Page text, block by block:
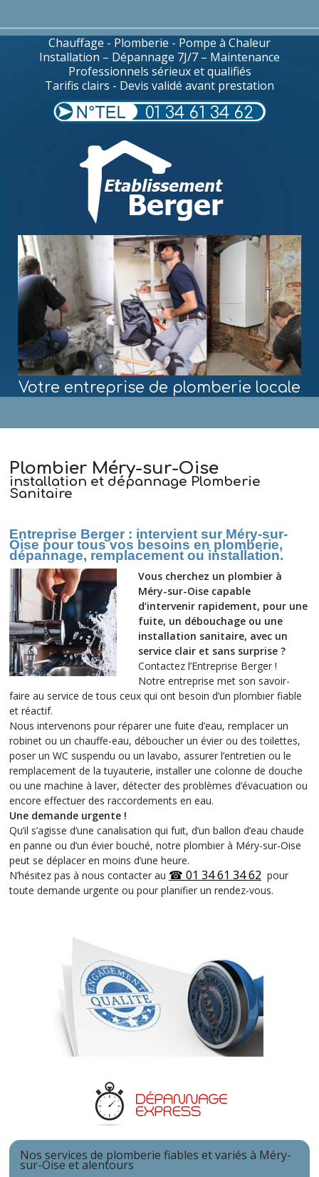
Chauffage - Plomberie - Pompe à Chaleur
Installation – Dépannage 7J/7 – Maintenance
Professionnels sérieux et qualifiés
Tarifis clairs - Devis validé avant prestation
01 34 61 34 62
Votre entreprise de plomberie locale
Plombier Méry-sur-Oise
installation et dépannage Plomberie
Sanitaire
Entreprise Berger : intervient sur Méry-sur-
Oise pour tous vos besoins en plomberie,
dépannage, remplacement ou installation.
Vous cherchez un plombier à
Méry-sur-Oise capable
d’intervenir rapidement, pour une
fuite, un débouchage ou une
installation sanitaire, avec un
service clair et sans surprise ?
Contactez l’Entreprise Berger !
Notre entreprise met son savoir-
faire au service de tous ceux qui ont besoin d’un plombier fiable
et réactif.
Nous intervenons pour réparer une fuite d’eau, remplacer un
robinet ou un chauffe-eau, déboucher un évier ou des toilettes,
poser un WC suspendu ou un lavabo, assurer l’entretien ou le
remplacement de la tuyauterie, installer une colonne de douche
ou une machine à laver, détecter des problèmes d’évacuation ou
encore effectuer des raccordements en eau.
Une demande urgente !
Qu’il s’agisse d’une canalisation qui fuit, d’un ballon d’eau chaude
en panne ou d’un évier bouché, notre plombier à Méry-sur-Oise
peut se déplacer en moins d’une heure.
N’hésitez pas à nous contacter au ☎ 01 34 61 34 62 pour
toute demande urgente ou pour planifier un rendez-vous.
Nos services de plomberie fiables et variés à Méry-
sur-Oise et alentours